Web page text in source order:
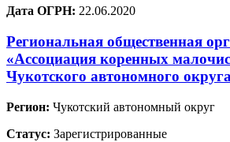
Дата ОГРН: 22.06.2020
Региональная общественная
«Ассоциация коренных
Чукотского автономного
Регион: Чукотский автономный округ
Статус: Зарегистрированные